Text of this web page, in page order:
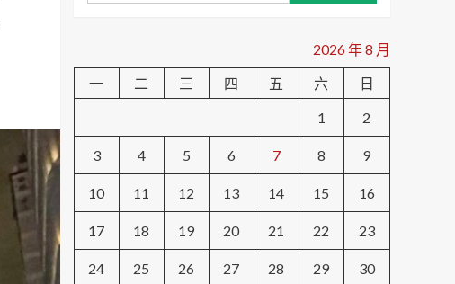
字:
2026 年 8 月
一
二 三 四 五 六
日
1
2
3 4 5 6 7 8 9
10 11 12 13 14 15 16
17 18 19 20 21 22 23
24 25 26 27 28 29 30